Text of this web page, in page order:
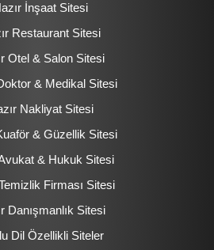
İnşaat Sitesi
Restaurant Sitesi
Otel & Salon Sitesi
& Medikal Sitesi
Nakliyat Sitesi
& Güzellik Sitesi
& Hukuk Sitesi
Firması Sitesi
Danışmanlık Sitesi
Dil Özellikli Siteler